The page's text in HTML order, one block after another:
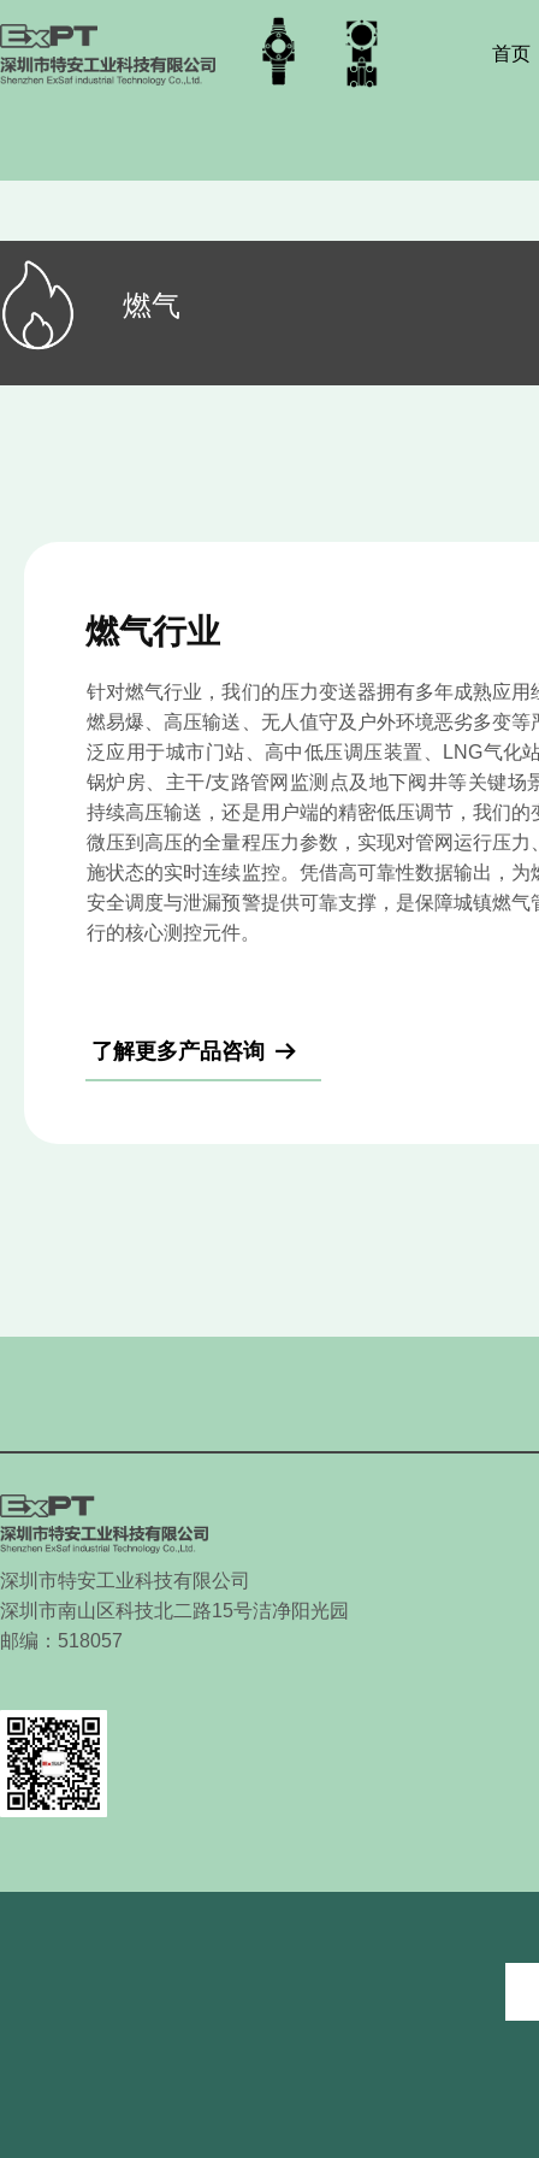
首页
燃气
燃气行业
针对燃气行业，我们的压力变送器拥有多年成熟应用
燃易爆、高压输送、无人值守及户外环境恶劣多变等
泛应用于城市门站、高中低压调压装置、LNG气化
锅炉房、主干/支路管网监测点及地下阀井等关键场
持续高压输送，还是用户端的精密低压调节，我们的
微压到高压的全量程压力参数，实现对管网运行压力
施状态的实时连续监控。凭借高可靠性数据输出，为
安全调度与泄漏预警提供可靠支撑，是保障城镇燃气
行的核心测控元件。
了解更多产品咨询 뀠
深圳市特安工业科技有限公司
深圳市南山区科技北二路15号洁净阳光园
邮编： 518057